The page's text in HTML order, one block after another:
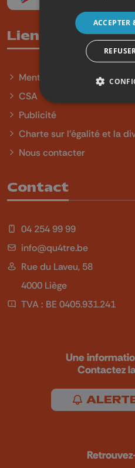
Liens utiles
Mentions légales
CSA
Publicité
Charte sur l'égalité et la
Nous contacter
Contact
04 254 99 99
info@qu4tre.be
Rue du Laveu, 58
4000 Liège
TVA : BE 0405.931.241
Une
Contactez
ACCEPTER